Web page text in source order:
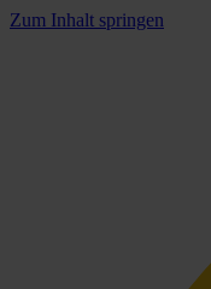
Zum Inhalt springen